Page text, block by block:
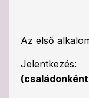
Az első
Jelentkezés: